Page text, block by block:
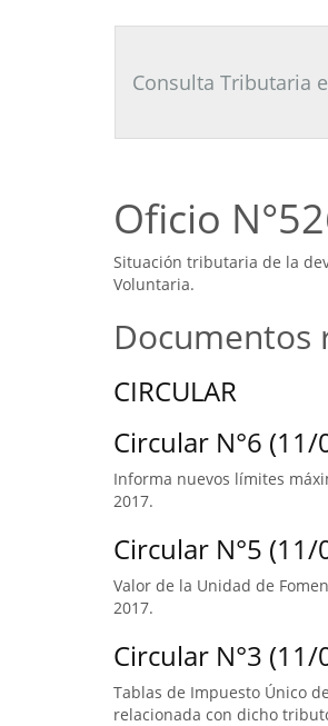
Tributario
Consulta Tributaria e
Oficio
Situación tributaria de la
Voluntaria.
Documentos
CIRCULAR
Circular N°6
Informa nuevos límites
2017.
Circular N°5
Valor de la Unidad de
2017.
Circular N°3
Tablas de Impuesto Único
relacionada con dicho